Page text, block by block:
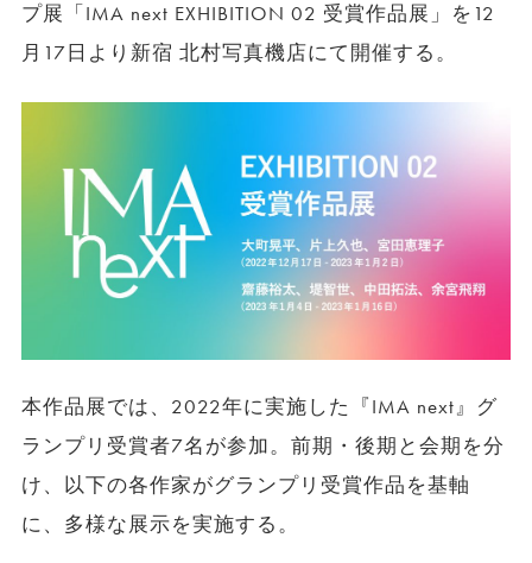
プ展「IMA next EXHIBITION 02 受賞作品展」を12
月17日より新宿 北村写真機店にて開催する。
本作品展では、2022年に実施した『IMA next』グ
ランプリ受賞者7名が参加。前期・後期と会期を分
け、以下の各作家がグランプリ受賞作品を基軸
に、多様な展示を実施する。